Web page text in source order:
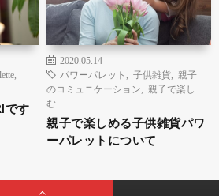
です
2020.05.14
パワーパレット
子供雑貨
親子
のコミュニケーション
親子で楽し
む
親子で楽しめる子供雑貨パワ
ーパレットについて